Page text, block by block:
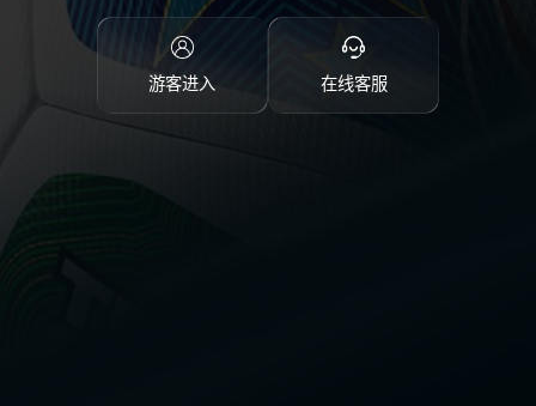
游客进入 在线客服